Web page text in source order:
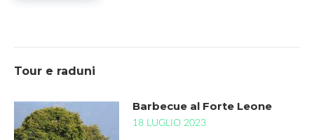
Tour e raduni
Barbecue al Forte Leone
18 LUGLIO 2023